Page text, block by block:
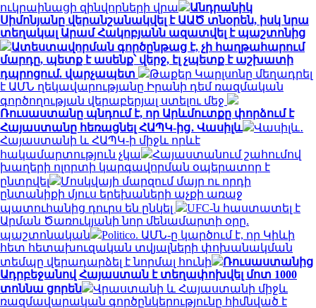
ուկրաինացի զինվորների վրա
Անդրանիկ
Սիմոնյանը վերանշանակվել է ԱԱԾ տնօրեն, իսկ նրա
տեղակալ Արամ Հակոբյանն ազատվել է պաշտոնից
Ատեստավորման գործընթաց է, չի հաղթահարում
մարդը, պետք է ասենք՝ վերջ, էլ չպետք է աշխատի
դպրոցում. վարչապետ
Թաքեր Կարլսոնը մեղադրել
է ԱՄՆ ղեկավարությանը Իրանի դեմ ռազմական
գործողության վերաբերյալ ստելու մեջ
Ռուսաստանը պնդում է, որ Արևմուտքը փորձում է
Հայաստանը հեռացնել ՀԱՊԿ-ից․ Վասիլև
Վասիլև․
Հայաստանի և ՀԱՊԿ-ի միջև որևէ
հակամարտություն չկա
Հայաստանում շահումով
խաղերի ոլորտի կարգավորման օպերատոր է
ընտրվել
Մոսկվայի մարզում մայր ու որդի
ընտանիքի մյուս երեխաների աչքի առաջ
պատուհանից դուրս են ընկել
UFC-ն հաստատել է
Արման Ծառուկյանի նոր մենամարտի օրը.
պաշտոնական
Politico. ԱՄՆ-ը կարծում է, որ Կիևի
հետ հետախուզական տվյալների փոխանակման
տեմպը վերադարձել է նորմալ հունի
Ռուսաստանից
Ադրբեջանով Հայաստան է տեղափոխվել մոտ 1000
տոննա ցորեն
Վրաստանի և Հայաստանի միջև
ռազմավարական գործընկերությունը հիմնված է